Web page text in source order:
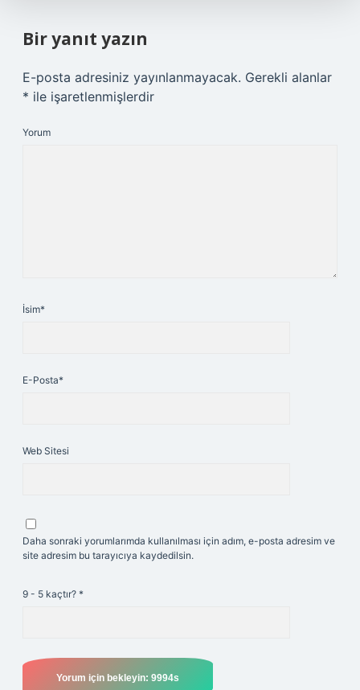
Bir yanıt yazın
E-posta adresiniz yayınlanmayacak. Gerekli alanlar
* ile işaretlenmişlerdir
Yorum
İsim*
E-Posta*
Web Sitesi
Daha sonraki yorumlarımda kullanılması için adım, e-posta adresim ve
site adresim bu tarayıcıya kaydedilsin.
9 - 5 kaçtır? *